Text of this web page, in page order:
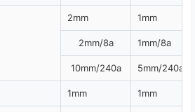
2mm 1mm
2mm/8a 1mm/8a
10mm/240a 5mm/240a
1mm 1mm